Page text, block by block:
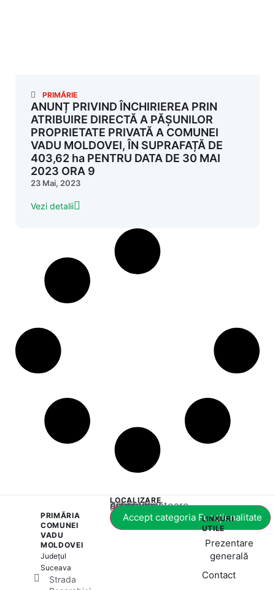
PRIMĂRIE
ANUNȚ PRIVIND ÎNCHIRIEREA PRIN
ATRIBUIRE DIRECTĂ A PĂȘUNILOR
PROPRIETATE PRIVATĂ A COMUNEI
VADU MOLDOVEI, ÎN SUPRAFAȚĂ DE
403,62 ha PENTRU DATA DE 30 MAI
2023 ORA 9
23 Mai, 2023
Vezi detalii
PRIMĂRIA
COMUNEI
VADU
MOLDOVEI
Județul
Suceava
Strada
LOCALIZARE
Acest conținut este blocat până când acceptați categoria corespunzătoare de cookie-uri.
Accept categoria Funcționalitate
LINKURI
UTILE
Prezentare
generală
Contact